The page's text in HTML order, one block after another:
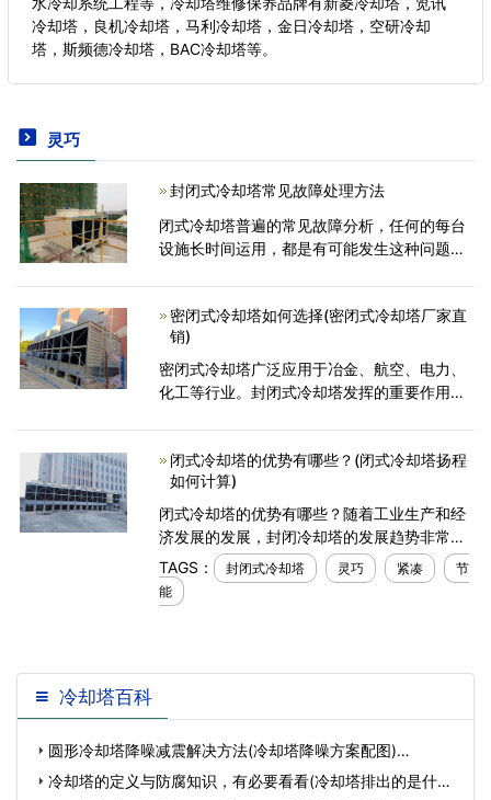
冷却塔，良机冷却塔，马利冷却塔，金日冷却塔，空研冷却
塔，斯频德冷却塔，BAC冷却塔等。
灵巧
封闭式冷却塔常见故障处理方法
闭式冷却塔普遍的常见故障分析，任何的每台
设施长时间运用，都是有可能发生这种问题，
就跟你一块儿探讨闭
密闭式冷却塔如何选择(密闭式冷却塔厂家直
销)
密闭式冷却塔广泛应用于冶金、航空、电力、
化工等行业。封闭式冷却塔发挥的重要作用已
壳体应由
闭式冷却塔的优势有哪些？(闭式冷却塔扬程
如何计算)
闭式冷却塔的优势有哪些？随着工业生产和经
济发展的发展，封闭冷却塔的发展趋势非常聪
明，并且已在各个领域被广泛使用！封闭冷却
塔的封闭循环系统通常称为开放冷却塔，封闭
的循环系统通常
TAGS： 封闭式冷却塔 灵巧 紧凑
节
能
冷却塔百科
圆形冷却塔降噪减震解决方法(冷却塔降噪方案配图)…
冷却塔的定义与防腐知识，有必要看看(冷却塔排出的是什么)